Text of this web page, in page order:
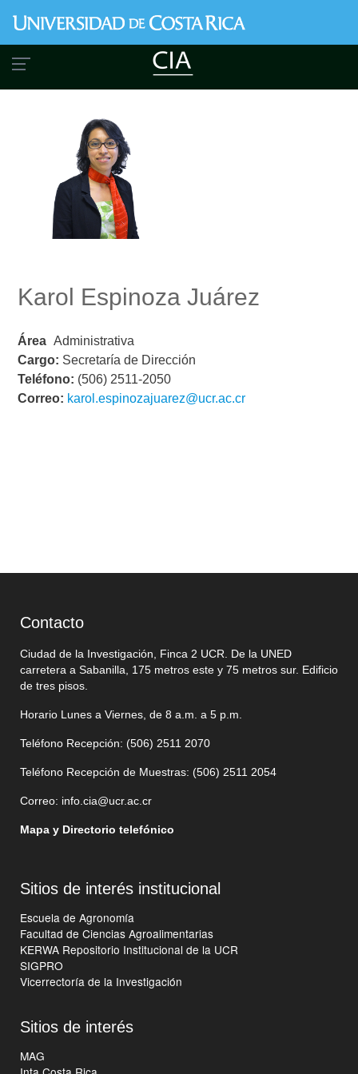
al
contenido
principal
Karol Espinoza Juárez
Área Administrativa
Cargo: Secretaría de Dirección
Teléfono: (506) 2511-2050
Correo: karol.espinozajuarez@ucr.ac.cr
Contacto
Ciudad de la Investigación, Finca 2 UCR. De la UNED
carretera a Sabanilla, 175 metros este y 75 metros sur. Edificio
de tres pisos.
Horario Lunes a Viernes, de 8 a.m. a 5 p.m.
Teléfono Recepción: (506) 2511 2070
Teléfono Recepción de Muestras: (506) 2511 2054
Correo: info.cia@ucr.ac.cr
Mapa y Directorio telefónico
Sitios de interés institucional
Escuela de Agronomía
Facultad de Ciencias Agroalimentarias
KERWA Repositorio Institucional de la UCR
SIGPRO
Vicerrectoría de la Investigación
Sitios de interés
MAG